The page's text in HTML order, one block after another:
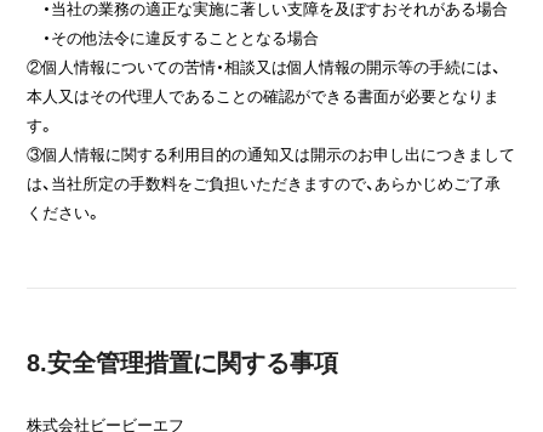
・当社の業務の適正な実施に著しい支障を及ぼすおそれがある場合
・その他法令に違反することとなる場合
②個人情報についての苦情・相談又は個人情報の開示等の手続には、
本人又はその代理人であることの確認ができる書面が必要となりま
す。
③個人情報に関する利用目的の通知又は開示のお申し出につきまして
は、当社所定の手数料をご負担いただきますので、あらかじめご了承
ください。
8.安全管理措置に関する事項
株式会社ビービーエフ